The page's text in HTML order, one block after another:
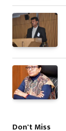
Don't Miss